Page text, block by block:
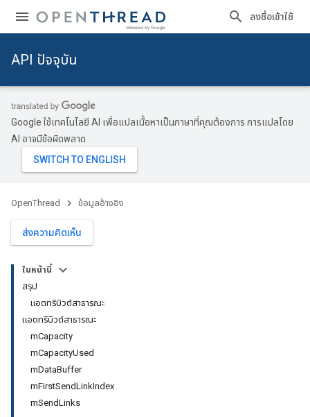
ลงชื่อเข้าใช้
API ปัจจุบัน
Google ใช้เทคโนโลยี AI เพื่อแปลเนื้อหาเป็นภาษาที่คุณต้องการ การแปลโดย
AI อาจมีข้อผิดพลาด
OpenThread ข้อมูลอ้างอิง
ส่งความคิดเห็น
ในหน้านี้
สรุป
แอตทริบิวต์สาธารณะ
แอตทริบิวต์สาธารณะ
mCapacity
mCapacityUsed
mDataBuffer
mFirstSendLinkIndex
mSendLinks